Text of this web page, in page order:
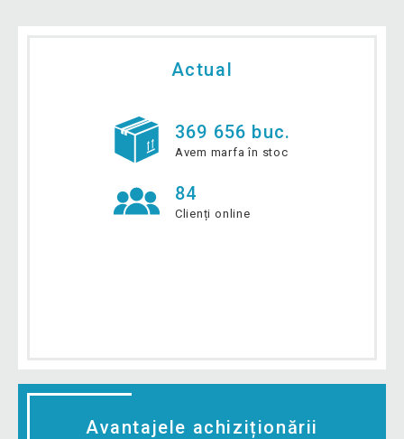
Actual
369 656 buc.
Avem marfa în stoc
84
Clienți online
Avantajele achiziționării